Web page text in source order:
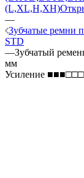
(L,XL,H,XH)
—
Зубчатые ремни
STD
—Зубчатый
мм
Усиление ■■■□□□